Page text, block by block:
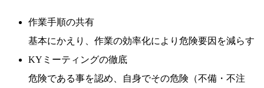
作業手順の共有
基本にかえり、作業の効率化により危険要因を減らす
KYミーティングの徹底
危険である事を認め、自身でその危険（不備・不注